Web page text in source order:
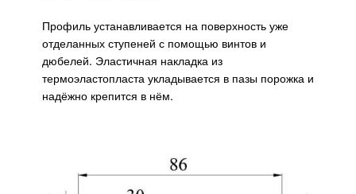
Профиль устанавливается на поверхность уже
отделанных ступеней с помощью винтов и
дюбелей. Эластичная накладка из
термоэластопласта укладывается в пазы порожка и
надёжно крепится в нём.